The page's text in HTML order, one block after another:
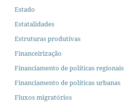
Estado
Estatalidades
Estruturas produtivas
Financeirização
Financiamento de políticas regionais
Financiamento de políticas urbanas
Fluxos migratórios